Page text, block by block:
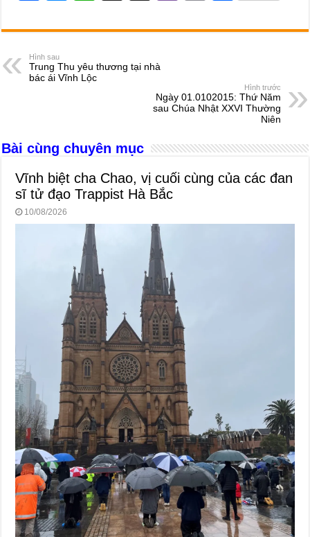
c
e
b
k
ss
n
at
A
e
d
s
er ail ar
Hình sau
Trung Thu yêu thương tại nhà
bác ái Vĩnh Lộc
Hình trước
Ngày 01.0102015: Thứ Năm
sau Chúa Nhật XXVI Thường
Niên
Bài cùng chuyên mục
Vĩnh biệt cha Chao, vị cuối cùng của các đan
sĩ tử đạo Trappist Hà Bắc
10/08/2026